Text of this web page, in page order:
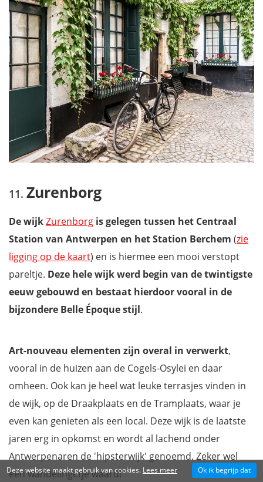
Zurenborg
De wijkZurenborg is gelegen tussen het Centraal
Station van Antwerpen en het Station Berchem (zie
ligging op de kaart) en is hiermee een mooi verstopt
pareltje. Deze hele wijk werd begin van de twintigste
eeuw gebouwd en bestaat hierdoor vooral in de
bijzondere Belle Époque stijl.
Art-nouveau elementen zijn overal in verwerkt,
vooral in de huizen aan de Cogels-Osylei en daar
omheen. Ook kan je heel wat leuke terrasjes vinden in
de wijk, op de Draakplaats en de Tramplaats, waar je
even kan genieten als een local. Deze wijk is de laatste
jaren erg in opkomst en wordt al lachend onder
Antwerpenaren de 'hipsterwijk' genoemd. Zeker wel
een wandelingetje waard!
Deze website maakt gebruik van cookies. Lees meer Ok ik begrijp dat